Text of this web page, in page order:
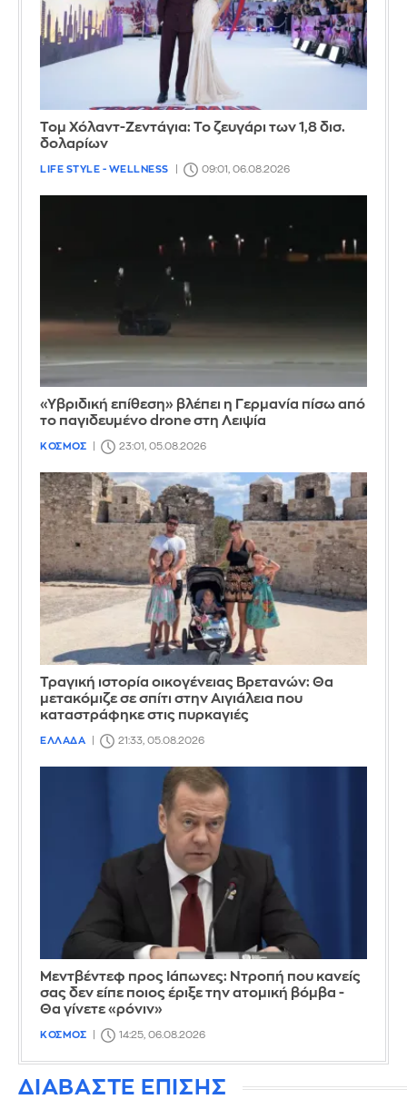
Τομ Χόλαντ-Ζεντάγια: Το ζευγάρι των 1,8 δισ.
δολαρίων
LIFE STYLE - WELLNESS 09:01, 06.08.2026
«Υβριδική επίθεση» βλέπει η Γερμανία πίσω από
το παγιδευμένο drone στη Λειψία
ΚΟΣΜΟΣ 23:01, 05.08.2026
Τραγική ιστορία οικογένειας Βρετανών: Θα
μετακόμιζε σε σπίτι στην Αιγιάλεια που
καταστράφηκε στις πυρκαγιές
ΕΛΛΑΔΑ 21:33, 05.08.2026
Μεντβέντεφ προς Ιάπωνες: Ντροπή που κανείς
σας δεν είπε ποιος έριξε την ατομική βόμβα -
Θα γίνετε «ρόνιν»
ΚΟΣΜΟΣ 14:25, 06.08.2026
ΔΙΑΒΑΣΤΕ ΕΠΙΣΗΣ